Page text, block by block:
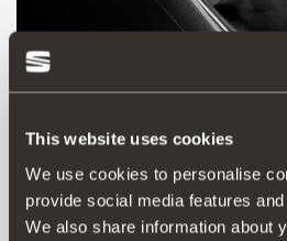
This website uses cookies
We use cookies to personalise
provide social media features
We also share information about
5F0064230F
Gałka dźwigni zmiany biegów
Red